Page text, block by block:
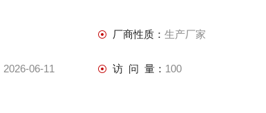
厂商性质： 生产厂家
2026-06-11 访 问 量： 100